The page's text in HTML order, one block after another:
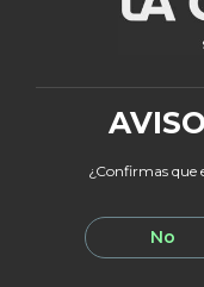
Special 18k Gold
carrito
¿Confirmas que
No